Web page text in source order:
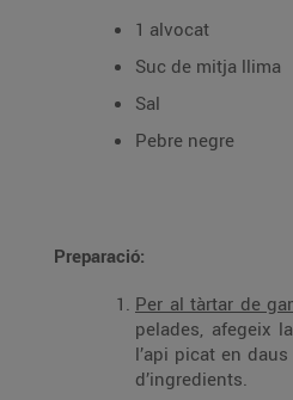
1 alvocat
Suc de mitja llima
Sal
Pebre negre
Preparació:
Per al tàrtar de
pelades, afegeix
l’api picat en
d’ingredients.